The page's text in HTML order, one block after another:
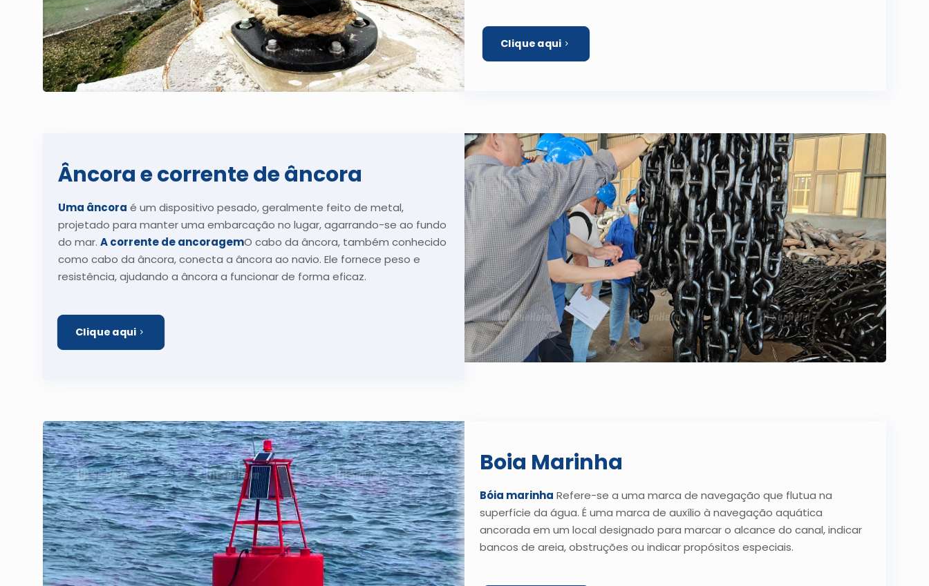
Clique aqui
Âncora e corrente de âncora
Uma âncora é um dispositivo pesado, geralmente feito de metal,
projetado para manter uma embarcação no lugar, agarrando-se ao fundo
do mar. A corrente de ancoragemO cabo da âncora, também conhecido
como cabo da âncora, conecta a âncora ao navio. Ele fornece peso e
resistência, ajudando a âncora a funcionar de forma eficaz.
Clique aqui
Boia Marinha
Bóia marinha Refere-se a uma marca de navegação que flutua na
superfície da água. É uma marca de auxílio à navegação aquática
ancorada em um local designado para marcar o alcance do canal, indicar
bancos de areia, obstruções ou indicar propósitos especiais.